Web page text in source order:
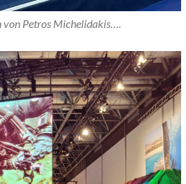
von Petros Michelidakis….